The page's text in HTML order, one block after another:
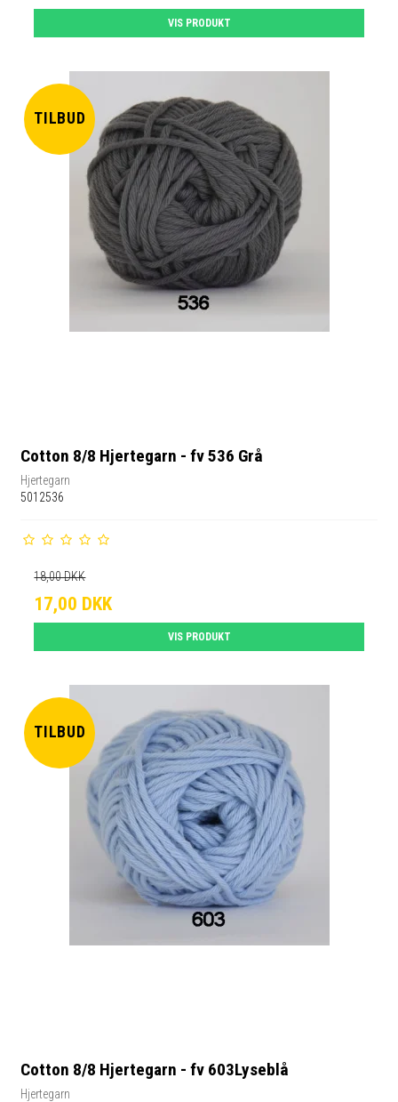
VIS PRODUKT
TILBUD
Cotton 8/8 Hjertegarn - fv 536 Grå
Hjertegarn
5012536
18,00 DKK
17,00 DKK
VIS PRODUKT
TILBUD
Cotton 8/8 Hjertegarn - fv 603Lyseblå
Hjertegarn